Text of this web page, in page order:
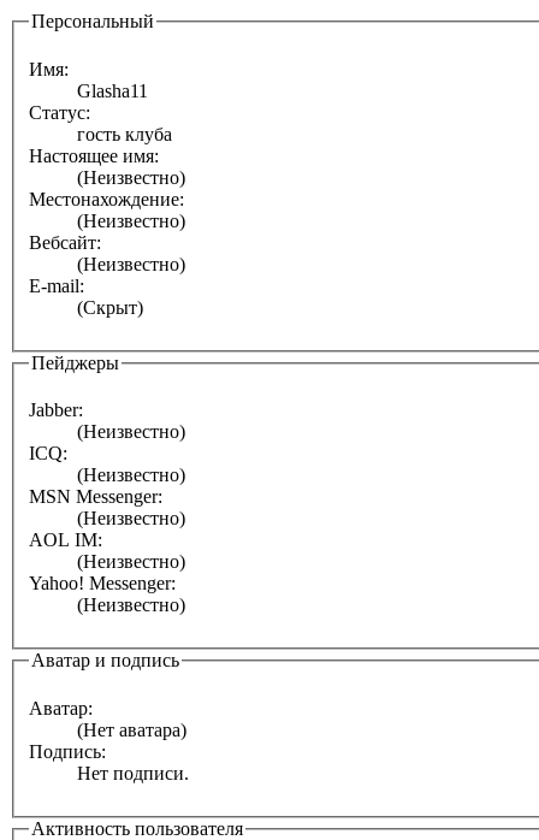
Персональный
Имя:
Glasha11
Статус:
гость клуба
Настоящее имя:
(Неизвестно)
Местонахождение:
(Неизвестно)
Вебсайт:
(Неизвестно)
E-mail:
(Скрыт)
Пейджеры
Jabber:
(Неизвестно)
ICQ:
(Неизвестно)
MSN Messenger:
(Неизвестно)
AOL IM:
(Неизвестно)
Yahoo! Messenger:
(Неизвестно)
Аватар и подпись
Аватар:
(Нет аватара)
Подпись:
Нет подписи.
Активность пользователя